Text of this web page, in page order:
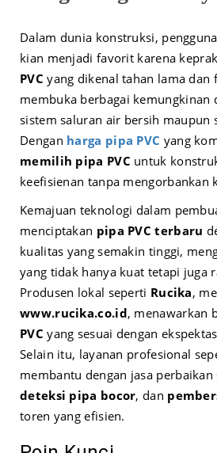
Dalam dunia konstruksi,
kian menjadi favorit karena
PVC yang dikenal tahan lama dan
membuka berbagai kemungkinan
sistem saluran air bersih maupun
Dengan harga pipa PVC yang
memilih pipa PVC untuk
keefisienan tanpa mengorbankan
Kemajuan teknologi dalam
menciptakan pipa PVC terbaru
kualitas yang semakin tinggi,
yang tidak hanya kuat tetapi juga
Produsen lokal seperti Rucika,
www.rucika.co.id, menawarkan
PVC yang sesuai dengan
Selain itu, layanan profesional
membantu dengan jasa
deteksi pipa bocor, dan
toren yang efisien.